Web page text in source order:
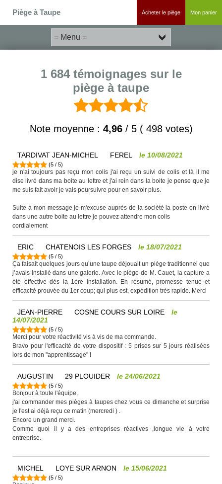
Piège à Taupe Acheter le piège Mon panier
1 684 témoignages sur le
piège à taupe
Note moyenne : 4,96/ 5( 498votes)
TARDIVAT JEAN-MICHEL FEREL le 10/08/2021
(5 / 5)
je n'ai toujours pas reçu mon colis j'ai reçu un suivi de colis et là il me
dise livré dans ma boite au lettre et j'ai rein dans la boite je pense que je
me suis fait avoir je vais poursuivre pour en savoir plus.
Suite à mon message je m'excuse auprès de la société la poste on livré
dans une autre boite au lettre je pouvez attendre mon colis
cordialement
ERIC CHATENOIS LES FORGES le 18/07/2021
(5 / 5)
Ça faisait quelques jours qu’une taupe déjouait un piège traditionnel que
j’avais installé dans une galerie. Avec le piège de M. Cauet, la capture a
été effective dès la 1ère installation. En résumé, promesse tenue et
efficacité prouvée du 1er coup; qui plus est, expédition très rapide. Merci
JEAN-PIERRE COSNE COURS SUR LOIRE
le
14/07/2021
(5 / 5)
Merci pour votre réactivité vis à vis de ma commande.
Bravo pour l'efficacité de votre dispositif : 5 prises sur 5 jours réalisées
lors de mon "apprentissage" !
AUGUSTIN 29 PLOUIDER le 24/06/2021
(5 / 5)
Bonjour à toute l'équipe,
j'ai commander mes pièges à taupes chez vous ce dimanche et surprise
je l'est ai déjà reçu ce matin (mercredi ) .
Encore un grand merci.
Comme quoi il y a des entreprises réactives ,longue vie à votre
entreprise.
MICHEL LOYE SUR ARNON le 15/06/2021
(5 / 5)